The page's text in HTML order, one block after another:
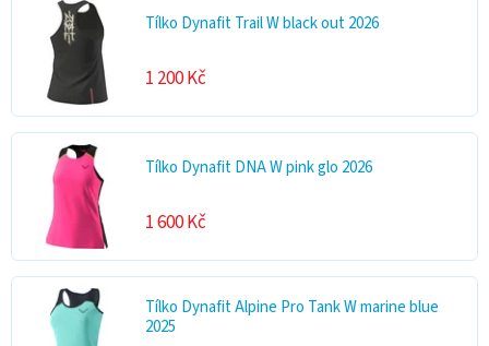
Tílko Dynafit Trail W black out 2026
1 200 Kč
Tílko Dynafit DNA W pink glo 2026
1 600 Kč
Tílko Dynafit Alpine Pro Tank W marine blue
2025